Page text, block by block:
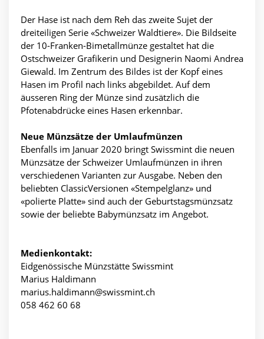
Der Hase ist nach dem Reh das zweite Sujet der
dreiteiligen Serie «Schweizer Waldtiere». Die Bildseite
der 10-Franken-Bimetallmünze gestaltet hat die
Ostschweizer Grafikerin und Designerin Naomi Andrea
Giewald. Im Zentrum des Bildes ist der Kopf eines
Hasen im Profil nach links abgebildet. Auf dem
äusseren Ring der Münze sind zusätzlich die
Pfotenabdrücke eines Hasen erkennbar.
Neue Münzsätze der Umlaufmünzen
Ebenfalls im Januar 2020 bringt Swissmint die neuen
Münzsätze der Schweizer Umlaufmünzen in ihren
verschiedenen Varianten zur Ausgabe. Neben den
beliebten ClassicVersionen «Stempelglanz» und
«polierte Platte» sind auch der Geburtstagsmünzsatz
sowie der beliebte Babymünzsatz im Angebot.
Medienkontakt:
Eidgenössische Münzstätte Swissmint
Marius Haldimann
marius.haldimann@swissmint.ch
058 462 60 68